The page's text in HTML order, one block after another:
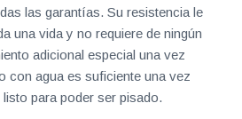
las garantías. Su resistencia le
una vida y no requiere de ningún
adicional especial una vez
con agua es suficiente una vez
para poder ser pisado.